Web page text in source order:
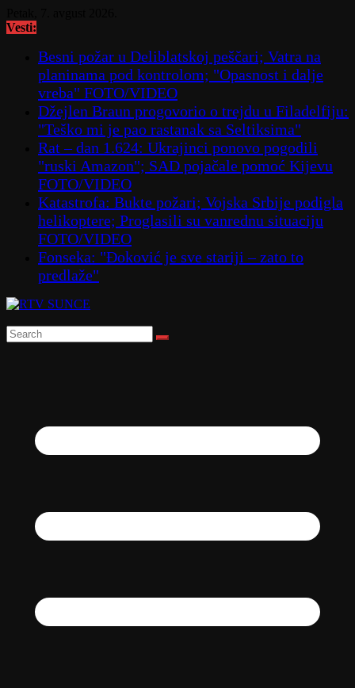
to
Vesti:
Besni požar u Deliblatskoj peščari; Vatra na
planinama pod kontrolom; "Opasnost i dalje
vreba" FOTO/VIDEO
Džejlen Braun progovorio o trejdu u Filadelfiju:
"Teško mi je pao rastanak sa Seltiksima"
Rat – dan 1.624: Ukrajinci ponovo pogodili
"ruski Amazon"; SAD pojačale pomoć Kijevu
FOTO/VIDEO
Katastrofa: Bukte požari; Vojska Srbije podigla
helikoptere; Proglasili su vanrednu situaciju
FOTO/VIDEO
Fonseka: "Đoković je sve stariji – zato to
predlaže"